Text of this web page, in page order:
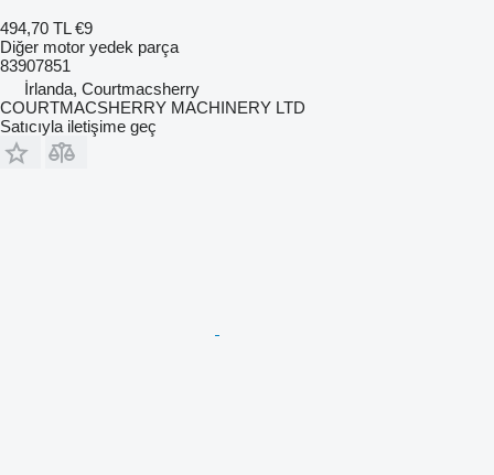
494,70 TL €9
Diğer motor yedek parça
83907851
İrlanda, Courtmacsherry
COURTMACSHERRY MACHINERY LTD
Satıcıyla iletişime geç